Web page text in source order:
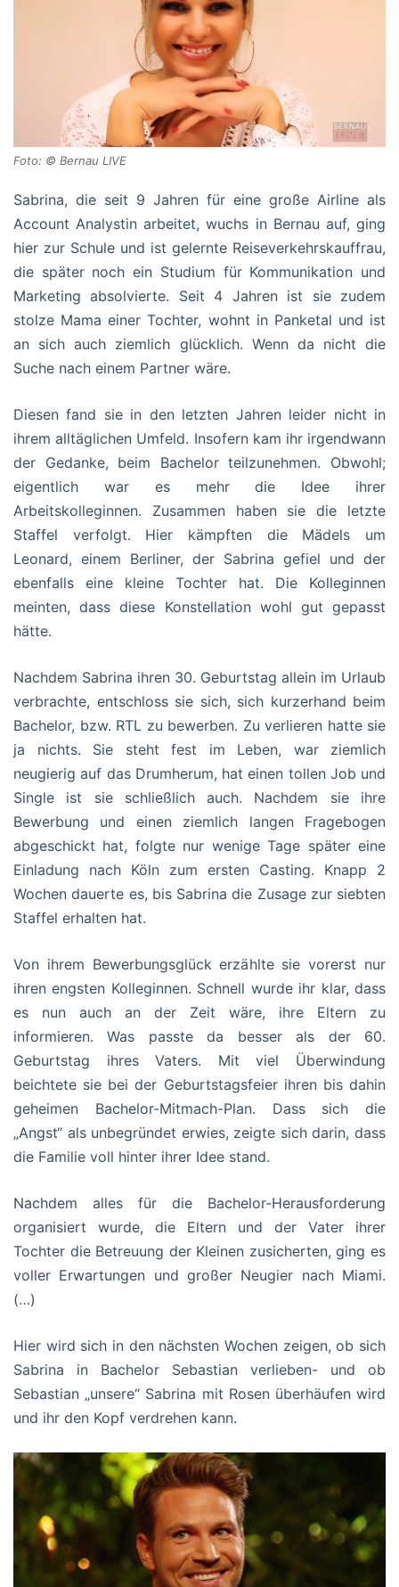
Foto: © Bernau LIVE
Sabrina, die seit 9 Jahren für eine große Airline als
Account Analystin arbeitet, wuchs in Bernau auf, ging
hier zur Schule und ist gelernte Reiseverkehrskauffrau,
die später noch ein Studium für Kommunikation und
Marketing absolvierte. Seit 4 Jahren ist sie zudem
stolze Mama einer Tochter, wohnt in Panketal und ist
an sich auch ziemlich glücklich. Wenn da nicht die
Suche nach einem Partner wäre.
Diesen fand sie in den letzten Jahren leider nicht in
ihrem alltäglichen Umfeld. Insofern kam ihr irgendwann
der Gedanke, beim Bachelor teilzunehmen. Obwohl;
eigentlich war es mehr die Idee ihrer
Arbeitskolleginnen. Zusammen haben sie die letzte
Staffel verfolgt. Hier kämpften die Mädels um
Leonard, einem Berliner, der Sabrina gefiel und der
ebenfalls eine kleine Tochter hat. Die Kolleginnen
meinten, dass diese Konstellation wohl gut gepasst
hätte.
Nachdem Sabrina ihren 30. Geburtstag allein im Urlaub
verbrachte, entschloss sie sich, sich kurzerhand beim
Bachelor, bzw. RTL zu bewerben. Zu verlieren hatte sie
ja nichts. Sie steht fest im Leben, war ziemlich
neugierig auf das Drumherum, hat einen tollen Job und
Single ist sie schließlich auch. Nachdem sie ihre
Bewerbung und einen ziemlich langen Fragebogen
abgeschickt hat, folgte nur wenige Tage später eine
Einladung nach Köln zum ersten Casting. Knapp 2
Wochen dauerte es, bis Sabrina die Zusage zur siebten
Staffel erhalten hat.
Von ihrem Bewerbungsglück erzählte sie vorerst nur
ihren engsten Kolleginnen. Schnell wurde ihr klar, dass
es nun auch an der Zeit wäre, ihre Eltern zu
informieren. Was passte da besser als der 60.
Geburtstag ihres Vaters. Mit viel Überwindung
beichtete sie bei der Geburtstagsfeier ihren bis dahin
geheimen Bachelor-Mitmach-Plan. Dass sich die
„Angst“ als unbegründet erwies, zeigte sich darin, dass
die Familie voll hinter ihrer Idee stand.
Nachdem alles für die Bachelor-Herausforderung
organisiert wurde, die Eltern und der Vater ihrer
Tochter die Betreuung der Kleinen zusicherten, ging es
voller Erwartungen und großer Neugier nach Miami.
(…)
Hier wird sich in den nächsten Wochen zeigen, ob sich
Sabrina in Bachelor Sebastian verlieben- und ob
Sebastian „unsere“ Sabrina mit Rosen überhäufen wird
und ihr den Kopf verdrehen kann.